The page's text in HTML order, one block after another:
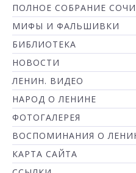
ПОЛНОЕ СОБРАНИЕ
МИФЫ И ФАЛЬШИВКИ
БИБЛИОТЕКА
НОВОСТИ
ЛЕНИН. ВИДЕО
НАРОД О ЛЕНИНЕ
ФОТОГАЛЕРЕЯ
ВОСПОМИНАНИЯ О
КАРТА САЙТА